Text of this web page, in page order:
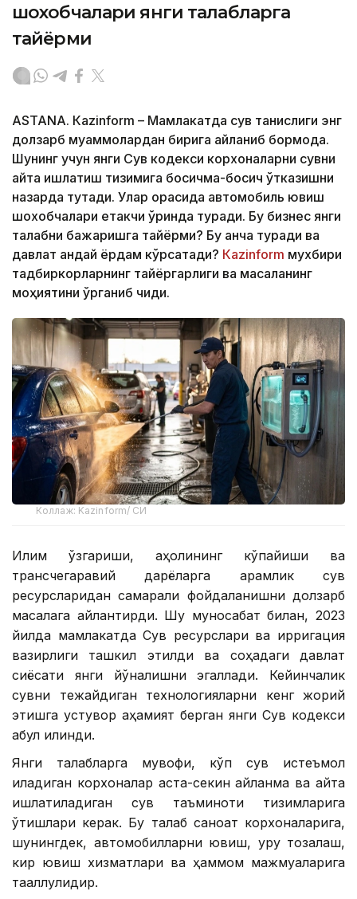
шохобчалари янги талабларга
тайёрми
ASTANА. Кazinform – Мамлакатда сув танқислиги энг
долзарб муаммолардан бирига айланиб бормоқда.
Шунинг учун янги Сув кодекси корхоналарни сувни
қайта ишлатиш тизимига босқичма-босқич ўтказишни
назарда тутади. Улар орасида автомобиль ювиш
шохобчалари етакчи ўринда туради. Бу бизнес янги
талабни бажаришга тайёрми? Бу қанча туради ва
давлат қандай ёрдам кўрсатади? Кazinform мухбири
тадбиркорларнинг тайёргарлиги ва масаланинг
моҳиятини ўрганиб чиқди.
Коллаж: Kazinform/ СИ
Иқлим ўзгариши, аҳолининг кўпайиши ва
трансчегаравий дарёларга қарамлик сув
ресурсларидан самарали фойдаланишни долзарб
масалага айлантирди. Шу муносабат билан, 2023
йилда мамлакатда Сув ресурслари ва ирригация
вазирлиги ташкил этилди ва соҳадаги давлат
сиёсати янги йўналишни эгаллади. Кейинчалик
сувни тежайдиган технологияларни кенг жорий
этишга устувор аҳамият берган янги Сув кодекси
қабул қилинди.
Янги талабларга мувофиқ, кўп сув истеъмол
қиладиган корхоналар аста-секин айланма ва қайта
ишлатиладиган сув таъминоти тизимларига
ўтишлари керак. Бу талаб саноат корхоналарига,
шунингдек, автомобилларни ювиш, қуруқ тозалаш,
кир ювиш хизматлари ва ҳаммом мажмуаларига
тааллуқлидир.